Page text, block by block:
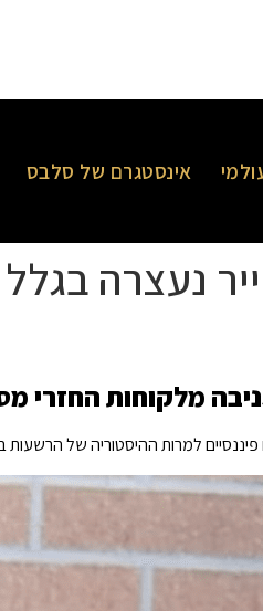
אינסטגרם של סלבס
נעצרה
מלקוחות החזרי
למרות ההיסטוריה של הרשעות